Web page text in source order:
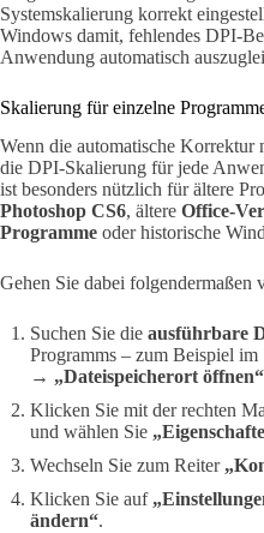
Systemskalierung korrekt
Windows damit, fehlendes DPI-
Anwendung automatisch
Skalierung für einzelne
Wenn die automatische Korrektur
die DPI-Skalierung für jede
ist besonders nützlich für ältere
Photoshop CS6, ältere Office-
Programme oder historische
Gehen Sie dabei folgendermaßen
Suchen Sie die ausführbare
Programms – zum Beispiel
→ „Dateispeicherort öffnen“
Klicken Sie mit der rechten
und wählen Sie
Wechseln Sie zum Reiter
Klicken Sie auf
ändern“.